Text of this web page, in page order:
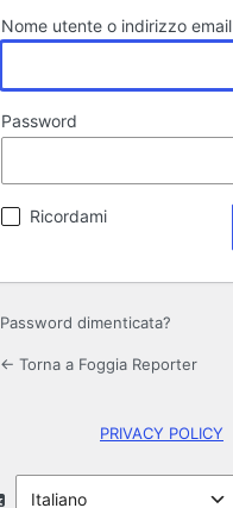
Nome utente o indirizzo email
Password
Ricordami
Password dimenticata?
← Torna a Foggia Reporter
PRIVACY POLICY
Lingua